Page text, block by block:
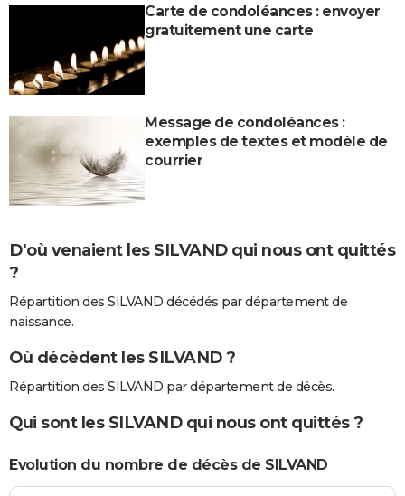
Carte de condoléances : envoyer
gratuitement une carte
Message de condoléances :
exemples de textes et modèle de
courrier
D'où venaient les SILVAND qui nous ont quittés
?
Répartition des SILVAND décédés par département de
naissance.
Où décèdent les SILVAND ?
Répartition des SILVAND par département de décès.
Qui sont les SILVAND qui nous ont quittés ?
Evolution du nombre de décès de SILVAND